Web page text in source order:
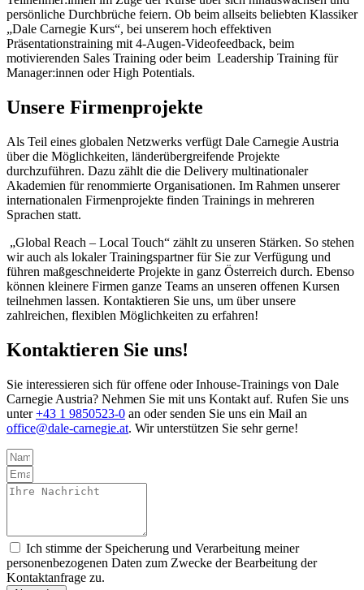
persönliche Durchbrüche feiern. Ob beim allseits beliebten Klassiker
„Dale Carnegie Kurs“, bei unserem hoch effektiven
Präsentationstraining mit 4-Augen-Videofeedback, beim
motivierenden Sales Training oder beim Leadership Training für
Manager:innen oder High Potentials.
Unsere Firmenprojekte
Als Teil eines globalen Netzwerks verfügt Dale Carnegie Austria
über die Möglichkeiten, länderübergreifende Projekte
durchzuführen. Dazu zählt die die Delivery multinationaler
Akademien für renommierte Organisationen. Im Rahmen unserer
internationalen Firmenprojekte finden Trainings in mehreren
Sprachen statt.
„Global Reach – Local Touch“ zählt zu unseren Stärken. So stehen
wir auch als lokaler Trainingspartner für Sie zur Verfügung und
führen maßgeschneiderte Projekte in ganz Österreich durch. Ebenso
können kleinere Firmen ganze Teams an unseren offenen Kursen
teilnehmen lassen. Kontaktieren Sie uns, um über unsere
zahlreichen, flexiblen Möglichkeiten zu erfahren!
Kontaktieren Sie uns!
Sie interessieren sich für offene oder Inhouse-Trainings von Dale
Carnegie Austria? Nehmen Sie mit uns Kontakt auf. Rufen Sie uns
unter+43 1 9850523-0 an oder senden Sie uns ein Mail an
office@dale-carnegie.at. Wir unterstützen Sie sehr gerne!
Ich stimme der Speicherung und Verarbeitung meiner
personenbezogenen Daten zum Zwecke der Bearbeitung der
Kontaktanfrage zu.